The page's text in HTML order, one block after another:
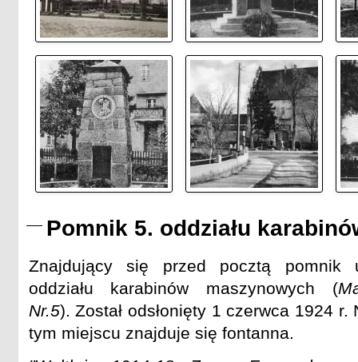
Pomnik 5. oddziału
Znajdujący się przed pocztą pomnik
oddziału karabinów maszynowych (
Nr.5). Został odsłonięty 1 czerwca 1924
tym miejscu znajduje się fontanna.